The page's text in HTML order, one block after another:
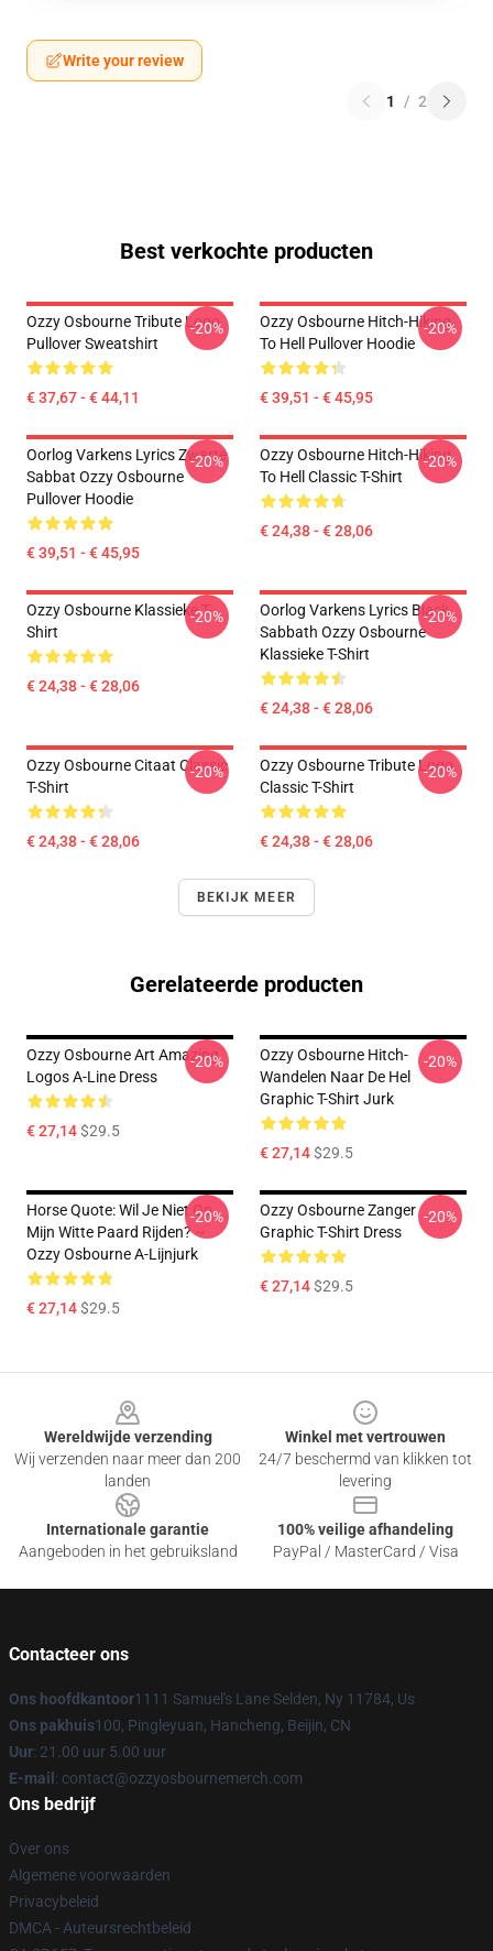
Write your review
1 / 2
Best verkochte producten
Ozzy Osbourne Tribute Logo
Pullover Sweatshirt
€ 37,67 - € 44,11
-20%
Ozzy Osbourne Hitch-Hiking
To Hell Pullover Hoodie
€ 39,51 - € 45,95
-20%
Oorlog Varkens Lyrics Zwarte
Sabbat Ozzy Osbourne
Pullover Hoodie
€ 39,51 - € 45,95
-20%
Ozzy Osbourne Hitch-Hiking
To Hell Classic T-Shirt
€ 24,38 - € 28,06
-20%
Ozzy Osbourne Klassieke T-
Shirt
€ 24,38 - € 28,06
-20%
Oorlog Varkens Lyrics Black
Sabbath Ozzy Osbourne
Klassieke T-Shirt
€ 24,38 - € 28,06
-20%
Ozzy Osbourne Citaat Classic
T-Shirt
€ 24,38 - € 28,06
-20%
Ozzy Osbourne Tribute Logo
Classic T-Shirt
€ 24,38 - € 28,06
-20%
BEKIJK MEER
Gerelateerde producten
Ozzy Osbourne Art Amazing
Logos A-Line Dress
€ 27,14$29.5
-20%
Ozzy Osbourne Hitch-
Wandelen Naar De Hel
Graphic T-Shirt Jurk
€ 27,14$29.5
-20%
Horse Quote: Wil Je Niet Op
Mijn Witte Paard Rijden? ~
Ozzy Osbourne A-Lijnjurk
€ 27,14$29.5
-20%
Ozzy Osbourne Zanger
Graphic T-Shirt Dress
€ 27,14$29.5
-20%
Wereldwijde verzending
Wij verzenden naar meer dan 200
landen
Winkel met vertrouwen
24/7 beschermd van klikken tot
levering
Internationale garantie
Aangeboden in het gebruiksland
100% veilige afhandeling
PayPal / MasterCard / Visa
Contacteer ons
Ons hoofdkantoor1111 Samuel's Lane Selden, Ny 11784, Us
Ons pakhuis100, Pingleyuan, Hancheng, Beijin, CN
Uur: 21.00 uur 5.00 uur
E-mail : contact@ozzyosbournemerch.com
Ons bedrijf
Over ons
Algemene voorwaarden
Privacybeleid
DMCA - Auteursrechtbeleid